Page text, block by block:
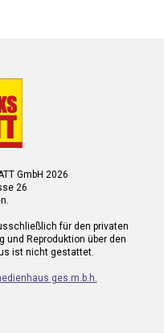
GmbH 2026
26
für den privaten
und Reproduktion über den
ist nicht gestattet.
ges.m.b.h.